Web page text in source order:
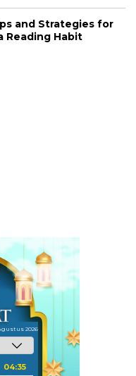
and Strategies for
Reading Habit
2026
04:35